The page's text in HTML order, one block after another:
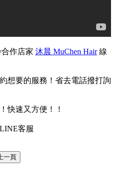
合作店家 沐晨 MuChen Hair線
想要的服務！省去電話撥打詢
快速又方便！！
客服
一頁